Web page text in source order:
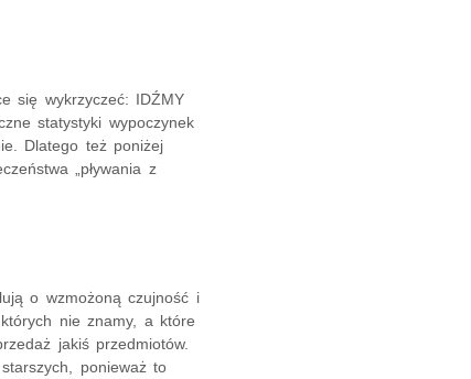
się wykrzyczeć: IDŹMY
statystyki wypoczynek
Dlatego też poniżej
„pływania z
o wzmożoną czujność i
nie znamy, a które
jakiś przedmiotów.
ponieważ to